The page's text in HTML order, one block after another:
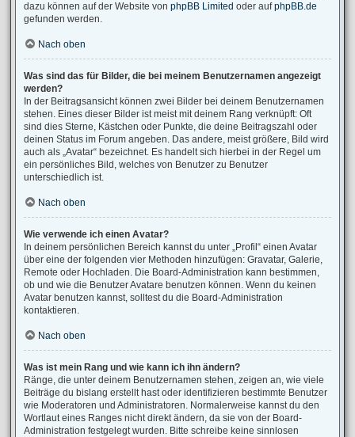
dazu können auf der Website von phpBB Limited oder aufphpBB.de
gefunden werden.
Nach oben
Was sind das für Bilder, die bei meinem Benutzernamen angezeigt
werden?
In der Beitragsansicht können zwei Bilder bei deinem Benutzernamen
stehen. Eines dieser Bilder ist meist mit deinem Rang verknüpft: Oft
sind dies Sterne, Kästchen oder Punkte, die deine Beitragszahl oder
deinen Status im Forum angeben. Das andere, meist größere, Bild wird
auch als „Avatar“ bezeichnet. Es handelt sich hierbei in der Regel um
ein persönliches Bild, welches von Benutzer zu Benutzer
unterschiedlich ist.
Nach oben
Wie verwende ich einen Avatar?
In deinem persönlichen Bereich kannst du unter „Profil“ einen Avatar
über eine der folgenden vier Methoden hinzufügen: Gravatar, Galerie,
Remote oder Hochladen. Die Board-Administration kann bestimmen,
ob und wie die Benutzer Avatare benutzen können. Wenn du keinen
Avatar benutzen kannst, solltest du die Board-Administration
kontaktieren.
Nach oben
Was ist mein Rang und wie kann ich ihn ändern?
Ränge, die unter deinem Benutzernamen stehen, zeigen an, wie viele
Beiträge du bislang erstellt hast oder identifizieren bestimmte Benutzer
wie Moderatoren und Administratoren. Normalerweise kannst du den
Wortlaut eines Ranges nicht direkt ändern, da sie von der Board-
Administration festgelegt wurden. Bitte schreibe keine sinnlosen